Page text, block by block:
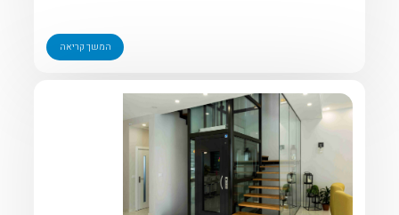
המשך קריאה